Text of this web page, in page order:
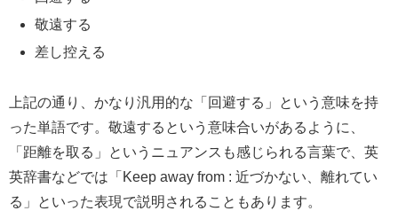
敬遠する
差し控える
上記の通り、かなり汎用的な「回避する」という意味を持
った単語です。敬遠するという意味合いがあるように、
「距離を取る」というニュアンスも感じられる言葉で、英
英辞書などでは「Keep away from : 近づかない、離れてい
る」といった表現で説明されることもあります。